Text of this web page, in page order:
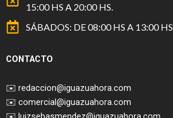
15:00 HS A 20:00 HS.
SÁBADOS: DE 08:00 HS A 13:00 HS
CONTACTO
✉️ redaccion@iguazuahora.com
✉️ comercial@iguazuahora.com